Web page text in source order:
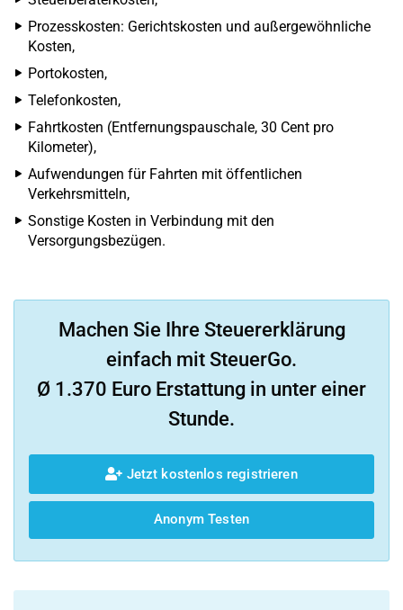
Prozesskosten: Gerichtskosten und außergewöhnliche
Kosten,
Portokosten,
Telefonkosten,
Fahrtkosten (Entfernungspauschale, 30 Cent pro
Kilometer),
Aufwendungen für Fahrten mit öffentlichen
Verkehrsmitteln,
Sonstige Kosten in Verbindung mit den
Versorgungsbezügen.
Machen Sie Ihre Steuererklärung
einfach mit SteuerGo.
Ø 1.370 Euro Erstattung in unter einer
Stunde.
Jetzt kostenlos registrieren
Anonym Testen